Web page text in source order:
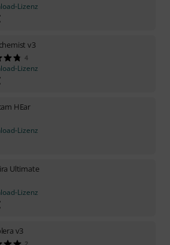
Lizenz
v3
4
Lizenz
HEar
Lizenz
Ultimate
Lizenz
v3